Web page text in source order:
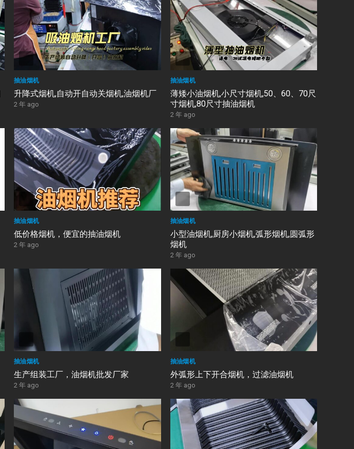
抽油烟机
升降式烟机,自动开自动关烟机,油烟机厂
2 年 ago
抽油烟机
薄矮小油烟机,小尺寸烟机,50、60、70尺
寸烟机,80尺寸抽油烟机
2 年 ago
抽油烟机
低价格烟机，便宜的抽油烟机
2 年 ago
抽油烟机
小型油烟机,厨房小烟机,弧形烟机,圆弧形
烟机
2 年 ago
抽油烟机
生产组装工厂，油烟机批发厂家
2 年 ago
抽油烟机
外弧形上下开合烟机，过滤油烟机
2 年 ago